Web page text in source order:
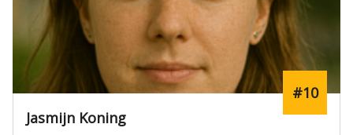
Jasmijn Koning
#10